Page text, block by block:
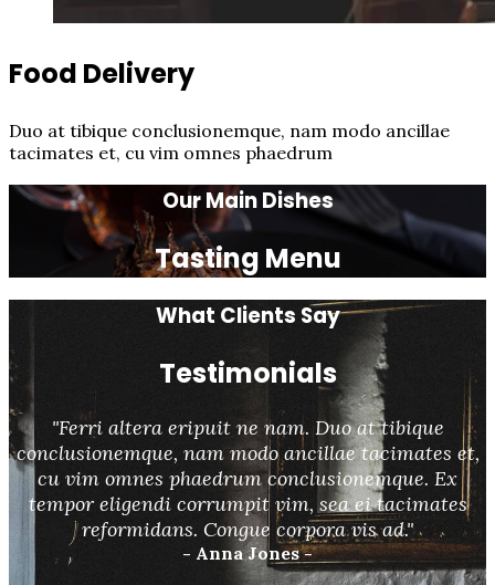
Food Delivery
Duo at tibique conclusionemque, nam modo ancillae
tacimates et, cu vim omnes phaedrum
Our Main Dishes
Tasting Menu
What Clients Say
Testimonials
"Ferri altera eripuit ne nam. Duo at tibique
conclusionemque, nam modo ancillae tacimates et,
cu vim omnes phaedrum conclusionemque. Ex
tempor eligendi corrumpit vim, sea ei tacimates
reformidans. Congue corpora vis ad."
- Anna Jones -